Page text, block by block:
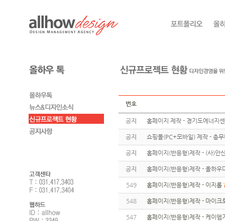
번호
공지 홈페이지 제작 - 경기도에너지
공지 쇼핑몰(PC+모바일) 제작 - 총
공지 홈페이지(반응형)제작 - (사)안
공지 홈페이지(반응형)제작 - 올하우
549 홈페이지(반응형)제작 - 이지롤
548 홈페이지(반응형)제작 - 마이크
547 홈페이지(반응형)제작 - 케이엠